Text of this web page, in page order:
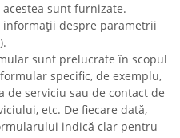
sunt furnizate.
informații despre parametrii
sunt prelucrate în scopul
specific, de exemplu,
de serviciu sau de contact de
etc. De fiecare dată,
indică clar pentru